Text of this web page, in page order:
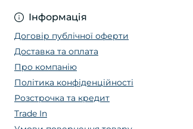
Інформація
Договір публічної оферти
Доставка та оплата
Про компанію
Політика конфіденційності
Розстрочка та кредит
Trade In